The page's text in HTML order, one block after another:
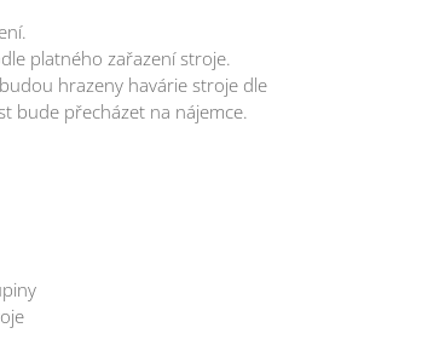
platného zařazení stroje.
hrazeny havárie stroje dle
bude přecházet na nájemce.